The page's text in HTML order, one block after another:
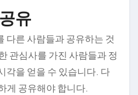
유
다른 사람들과 공유하는 것
관심사를 가진 사람들과 정
각을 얻을 수 있습니다. 다
게 공유해야 합니다.